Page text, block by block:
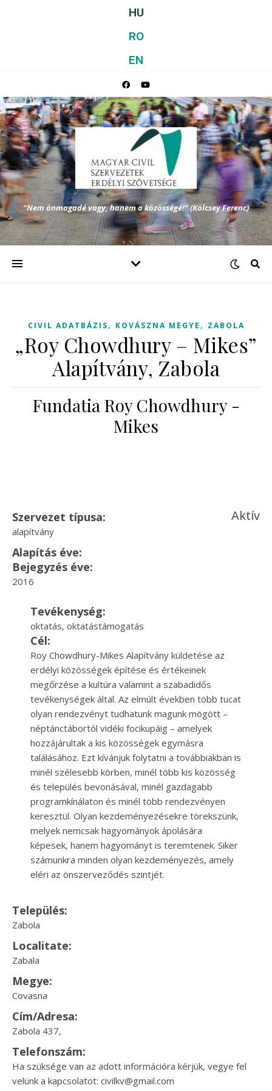
HU
RO
EN
"Nem önmagadé vagy, hanem a közösségé!" (Kölcsey Ferenc)
CIVIL ADATBÁZIS, KOVÁSZNA MEGYE , ZABOLA
„Roy Chowdhury – Mikes”
Alapítvány, Zabola
Fundatia Roy Chowdhury -
Mikes
Szervezet típusa:
alapítvány
Aktív
Alapítás éve:
Bejegyzés éve:
2016
Tevékenység:
oktatás, oktatástámogatás
Cél:
Roy Chowdhury-Mikes Alapítvány küldetése az
erdélyi közösségek építése és értékeinek
megőrzése a kultúra valamint a szabadidős
tevékenységek által. Az elmúlt években több tucat
olyan rendezvényt tudhatunk magunk mögött –
néptánctábortól vidéki focikupáig – amelyek
hozzájárultak a kis közösségek egymásra
találásához. Ezt kívánjuk folytatni a továbbiakban is
minél szélesebb körben, minél több kis közösség
és település bevonásával, minél gazdagabb
programkínálaton és minél több rendezvényen
keresztül. Olyan kezdeményezésekre törekszünk,
melyek nemcsak hagyományok ápolására
képesek, hanem hagyományt is teremtenek. Siker
számunkra minden olyan kezdeményezés, amely
eléri az önszerveződés szintjét.
Település:
Zabola
Localitate:
Zabala
Megye:
Covasna
Cím/Adresa:
Zabola 437,
Telefonszám:
Ha szüksége van az adott információra kérjük, vegye fel
velünk a kapcsolatot: civilkv@gmail.com